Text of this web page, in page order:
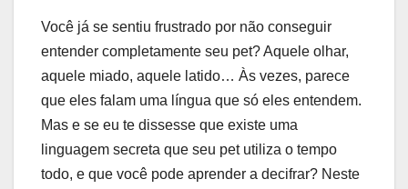
Você já se sentiu frustrado por não conseguir
entender completamente seu pet? Aquele olhar,
aquele miado, aquele latido… Às vezes, parece
que eles falam uma língua que só eles entendem.
Mas e se eu te dissesse que existe uma
linguagem secreta que seu pet utiliza o tempo
todo, e que você pode aprender a decifrar? Neste